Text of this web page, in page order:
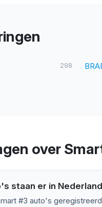
298
over
staan er in
#3 auto's